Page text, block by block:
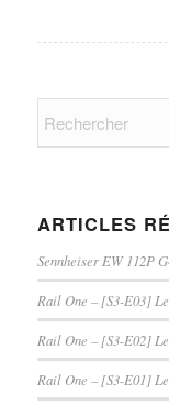
ARTICLES
Sennheiser EW 112P
Rail One – [S3-E03]
Rail One – [S3-E02]
Rail One – [S3-E01]